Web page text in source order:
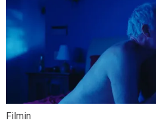
Filmin